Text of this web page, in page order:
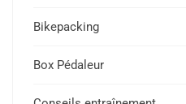
Bikepacking
Box Pédaleur